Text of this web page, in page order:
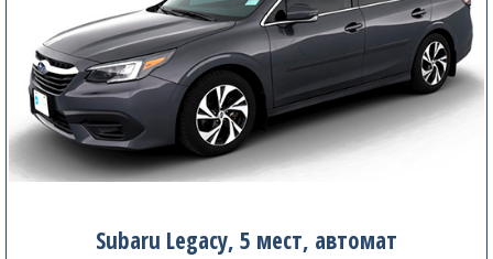
Subaru Legacy, 5 мест, автомат